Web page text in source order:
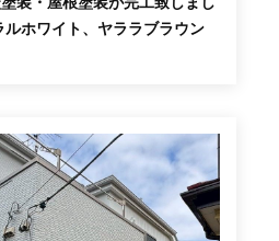
ホワイト、ヤララブラウン